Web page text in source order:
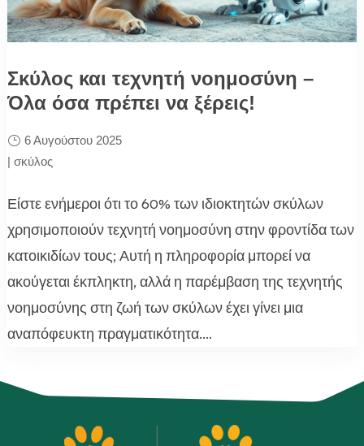
Σκύλος και τεχνητή νοημοσύνη –
Όλα όσα πρέπει να ξέρεις!
6 Αυγούστου 2025
| σκύλος
Είστε ενήμεροι ότι το 60% των ιδιοκτητών σκύλων
χρησιμοποιούν τεχνητή νοημοσύνη στην φροντίδα των
κατοικιδίων τους; Αυτή η πληροφορία μπορεί να
ακούγεται έκπληκτη, αλλά η παρέμβαση της τεχνητής
νοημοσύνης στη ζωή των σκύλων έχει γίνει μια
αναπόφευκτη πραγματικότητα....